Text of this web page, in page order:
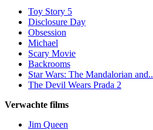
Toy Story 5
Disclosure Day
Obsession
Michael
Scary Movie
Backrooms
Star Wars: The Mandalorian and..
The Devil Wears Prada 2
Verwachte films
Jim Queen